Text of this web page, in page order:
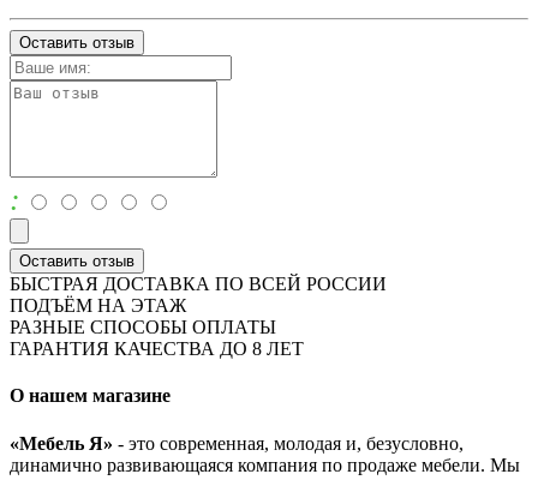
Оставить отзыв
:
Оставить отзыв
БЫСТРАЯ ДОСТАВКА ПО ВСЕЙ РОССИИ
ПОДЪЁМ НА ЭТАЖ
РАЗНЫЕ СПОСОБЫ ОПЛАТЫ
ГАРАНТИЯ КАЧЕСТВА ДО 8 ЛЕТ
О нашем магазине
«Мебель Я» - это современная, молодая и, безусловно,
динамично развивающаяся компания по продаже мебели. Мы